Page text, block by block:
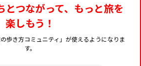
とつながって、もっと旅を
楽しもう！
歩き方コミュニティ」が使えるようになりま
す。